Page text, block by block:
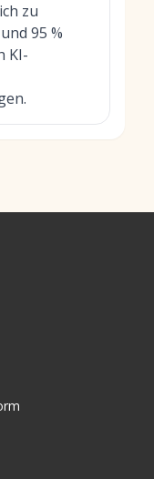
zu
95 %
KI-